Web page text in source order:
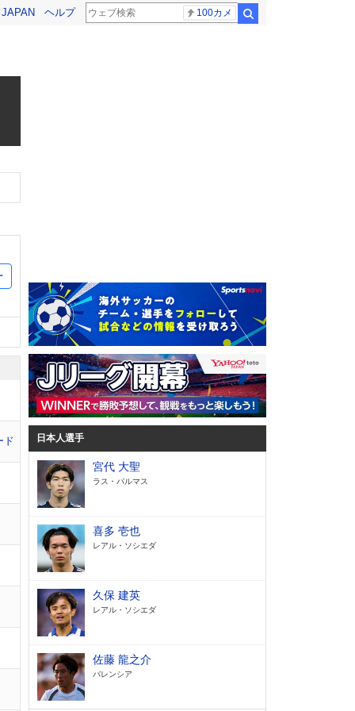
ヘルプ 100カメ
ド 日本人選手
宮代 大聖
ラス・パルマス
喜多 壱也
レアル・ソシエダ
久保 建英
レアル・ソシエダ
佐藤 龍之介
バレンシア